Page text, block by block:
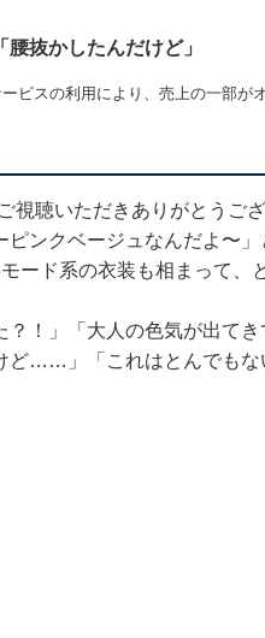
抜かしたんだけど」
ビスの利用により、売上の一部が
聴いただきありがとうご
ンクベージュなんだよ〜
ード系の衣装も相まって、
？！」「大人の色気が出て
ど……」「これはとんでもな